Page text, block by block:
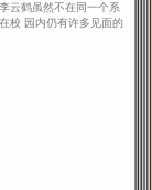
云鹤虽然不在同一个系
校 园内仍有许多见面的